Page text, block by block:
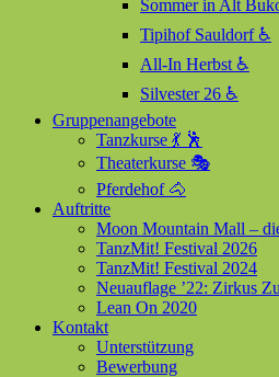
Sommer in Alt
Tipihof Sauldorf ♿
All-In Herbst ♿
Silvester 26 ♿
Gruppenangebote
Tanzkurse 💃 🕺
Theaterkurse 🎭
Pferdehof 🐴
Auftritte
Moon Mountain Mall –
TanzMit! Festival 2026
TanzMit! Festival 2024
Neuauflage ’22: Zirkus
Lean On 2020
Kontakt
Unterstützung
Bewerbung